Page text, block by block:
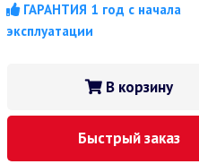
ГАРАНТИЯ 1 год с начала
эксплуатации
В корзину
Быстрый заказ